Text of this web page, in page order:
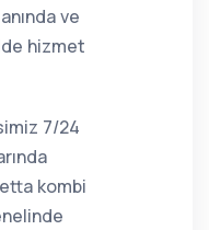
ve
hizmet
7/24
kombi